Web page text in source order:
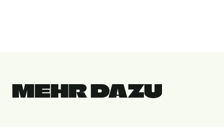
MEHR DAZU